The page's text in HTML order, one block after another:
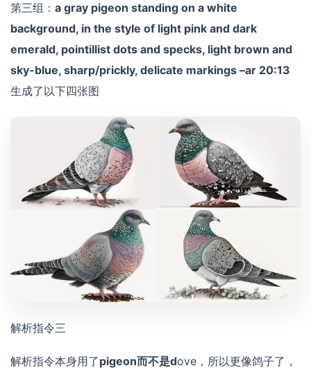
第三组： a gray pigeon standing on a white
background, in the style of light pink and dark
emerald, pointillist dots and specks, light brown and
sky-blue, sharp/prickly, delicate markings –ar 20:13
生成了以下四张图
解析指令三
解析指令本身用了pigeon而不是dove，所以更像鸽子了，